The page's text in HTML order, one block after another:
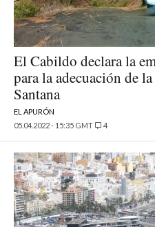
El Cabildo declara la
para la adecuación de
Santana
EL APURÓN
05.04.2022 - 15:35 GMT
4